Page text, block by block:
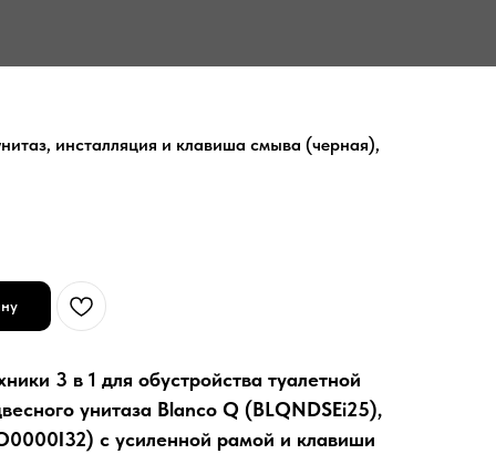
инсталляция и клавиша смыва (черная),
3 в 1 для обустройства туалетной
унитаза Blanco Q (BLQNDSEi25),
с усиленной рамой и клавиши